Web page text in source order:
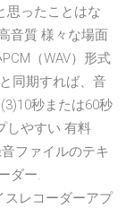
思ったことはな
音質 様々な場面
（WAV）形式
同期すれば、音
秒または60秒
しやすい 有料
ファイルのテキ
ダー.
スレコーダーアプ